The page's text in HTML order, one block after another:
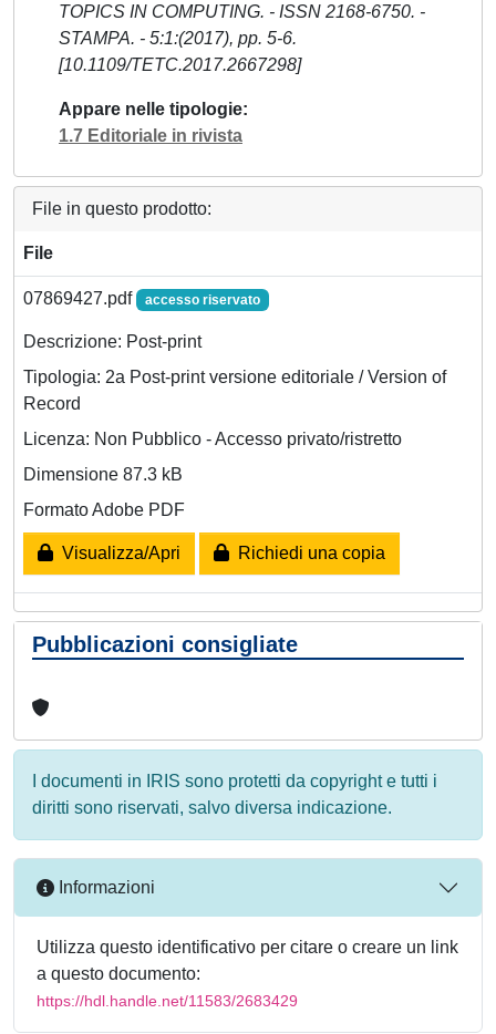
TOPICS IN COMPUTING. - ISSN 2168-6750. -
STAMPA. - 5:1:(2017), pp. 5-6.
[10.1109/TETC.2017.2667298]
Appare nelle tipologie
1.7 Editoriale in rivista
File in questo prodotto:
File
07869427.pdf accesso riservato
Descrizione: Post-print
Tipologia: 2a Post-print versione editoriale / Version of
Record
Licenza: Non Pubblico - Accesso privato/ristretto
Dimensione 87.3 kB
Formato Adobe PDF
Visualizza/Apri Richiedi una copia
Pubblicazioni consigliate
I documenti in IRIS sono protetti da copyright e tutti i
diritti sono riservati, salvo diversa indicazione.
Informazioni
Utilizza questo identificativo per citare o creare un link
a questo documento:
https://hdl.handle.net/11583/2683429